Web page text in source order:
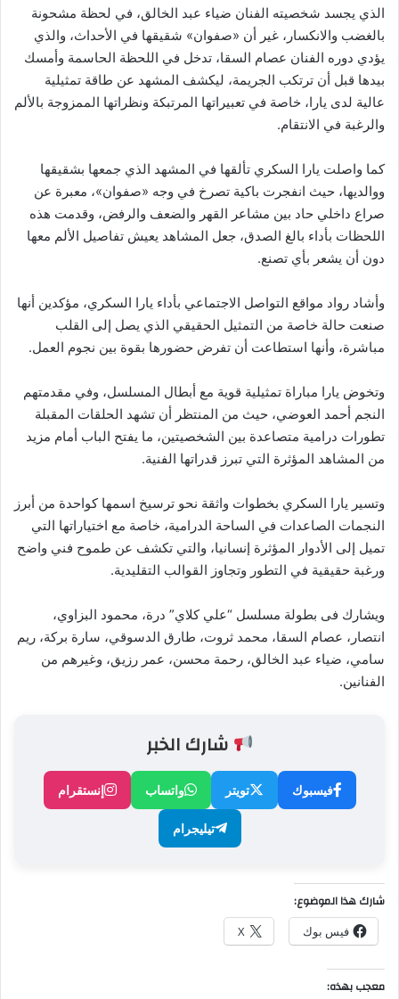
الذي يجسد شخصيته الفنان ضياء عبد الخالق، في لحظة مشحونة
بالغضب والانكسار، غير أن «صفوان» شقيقها في الأحداث، والذي
يؤدي دوره الفنان عصام السقا، تدخل في اللحظة الحاسمة وأمسك
بيدها قبل أن ترتكب الجريمة، ليكشف المشهد عن طاقة تمثيلية
عالية لدى يارا، خاصة في تعبيراتها المرتبكة ونظراتها الممزوجة بالألم
والرغبة في الانتقام.
كما واصلت يارا السكري تألقها في المشهد الذي جمعها بشقيقها
ووالديها، حيث انفجرت باكية تصرخ في وجه «صفوان»، معبرة عن
صراع داخلي حاد بين مشاعر القهر والضعف والرفض، وقدمت هذه
اللحظات بأداء بالغ الصدق، جعل المشاهد يعيش تفاصيل الألم معها
دون أن يشعر بأي تصنع.
وأشاد رواد مواقع التواصل الاجتماعي بأداء يارا السكري، مؤكدين أنها
صنعت حالة خاصة من التمثيل الحقيقي الذي يصل إلى القلب
مباشرة، وأنها استطاعت أن تفرض حضورها بقوة بين نجوم العمل.
وتخوض يارا مباراة تمثيلية قوية مع أبطال المسلسل، وفي مقدمتهم
النجم أحمد العوضي، حيث من المنتظر أن تشهد الحلقات المقبلة
تطورات درامية متصاعدة بين الشخصيتين، ما يفتح الباب أمام مزيد
من المشاهد المؤثرة التي تبرز قدراتها الفنية.
وتسير يارا السكري بخطوات واثقة نحو ترسيخ اسمها كواحدة من أبرز
النجمات الصاعدات في الساحة الدرامية، خاصة مع اختياراتها التي
تميل إلى الأدوار المؤثرة إنسانيا، والتي تكشف عن طموح فني واضح
ورغبة حقيقية في التطور وتجاوز القوالب التقليدية.
ويشارك فى بطولة مسلسل “علي كلاي” درة، محمود البزاوي،
انتصار، عصام السقا، محمد ثروت، طارق الدسوقي، سارة بركة، ريم
سامي، ضياء عبد الخالق، رحمة محسن، عمر رزيق، وغيرهم من
الفنانين.
شارك الخبر
فيسبوك تويتر واتساب إنستقرام
تيليجرام
شارك هذا الموضوع:
فيس بوك X
معجب بهذه: